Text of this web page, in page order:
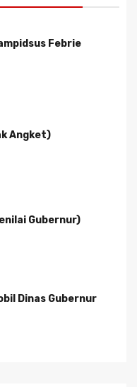
Febrie
Angket)
Gubernur)
Dinas Gubernur